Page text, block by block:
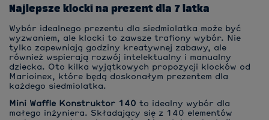
Najlepsze klocki na prezent dla 7 latka
Wybór idealnego prezentu dla siedmiolatka może być
wyzwaniem, ale klocki to zawsze trafiony wybór. Nie
tylko zapewniają godziny kreatywnej zabawy, ale
również wspierają rozwój intelektualny i manualny
dziecka. Oto kilka wyjątkowych propozycji klocków od
Marioinex, które będą doskonałym prezentem dla
każdego siedmiolatka.
Mini Waffle Konstruktor 140 to idealny wybór dla
małego inżyniera. Składający się z 140 elementów